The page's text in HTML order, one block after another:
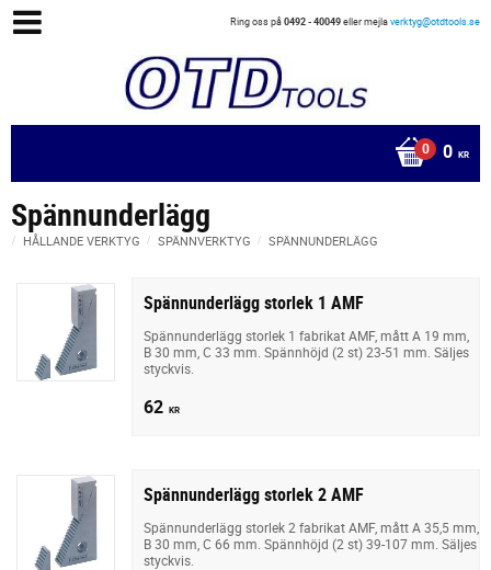
Ring oss på0492 - 40049eller mejlaverktyg@otdtools.se
0 KR
Spännunderlägg
HÅLLANDE VERKTYG SPÄNNVERKTYG SPÄNNUNDERLÄGG
Spännunderlägg storlek 1 AMF
Spännunderlägg storlek 1 fabrikat AMF, mått A 19 mm,
B 30 mm, C 33 mm. Spännhöjd (2 st) 23-51 mm. Säljes
styckvis.
62 KR
Spännunderlägg storlek 2 AMF
Spännunderlägg storlek 2 fabrikat AMF, mått A 35,5 mm,
B 30 mm, C 66 mm. Spännhöjd (2 st) 39-107 mm. Säljes
styckvis.